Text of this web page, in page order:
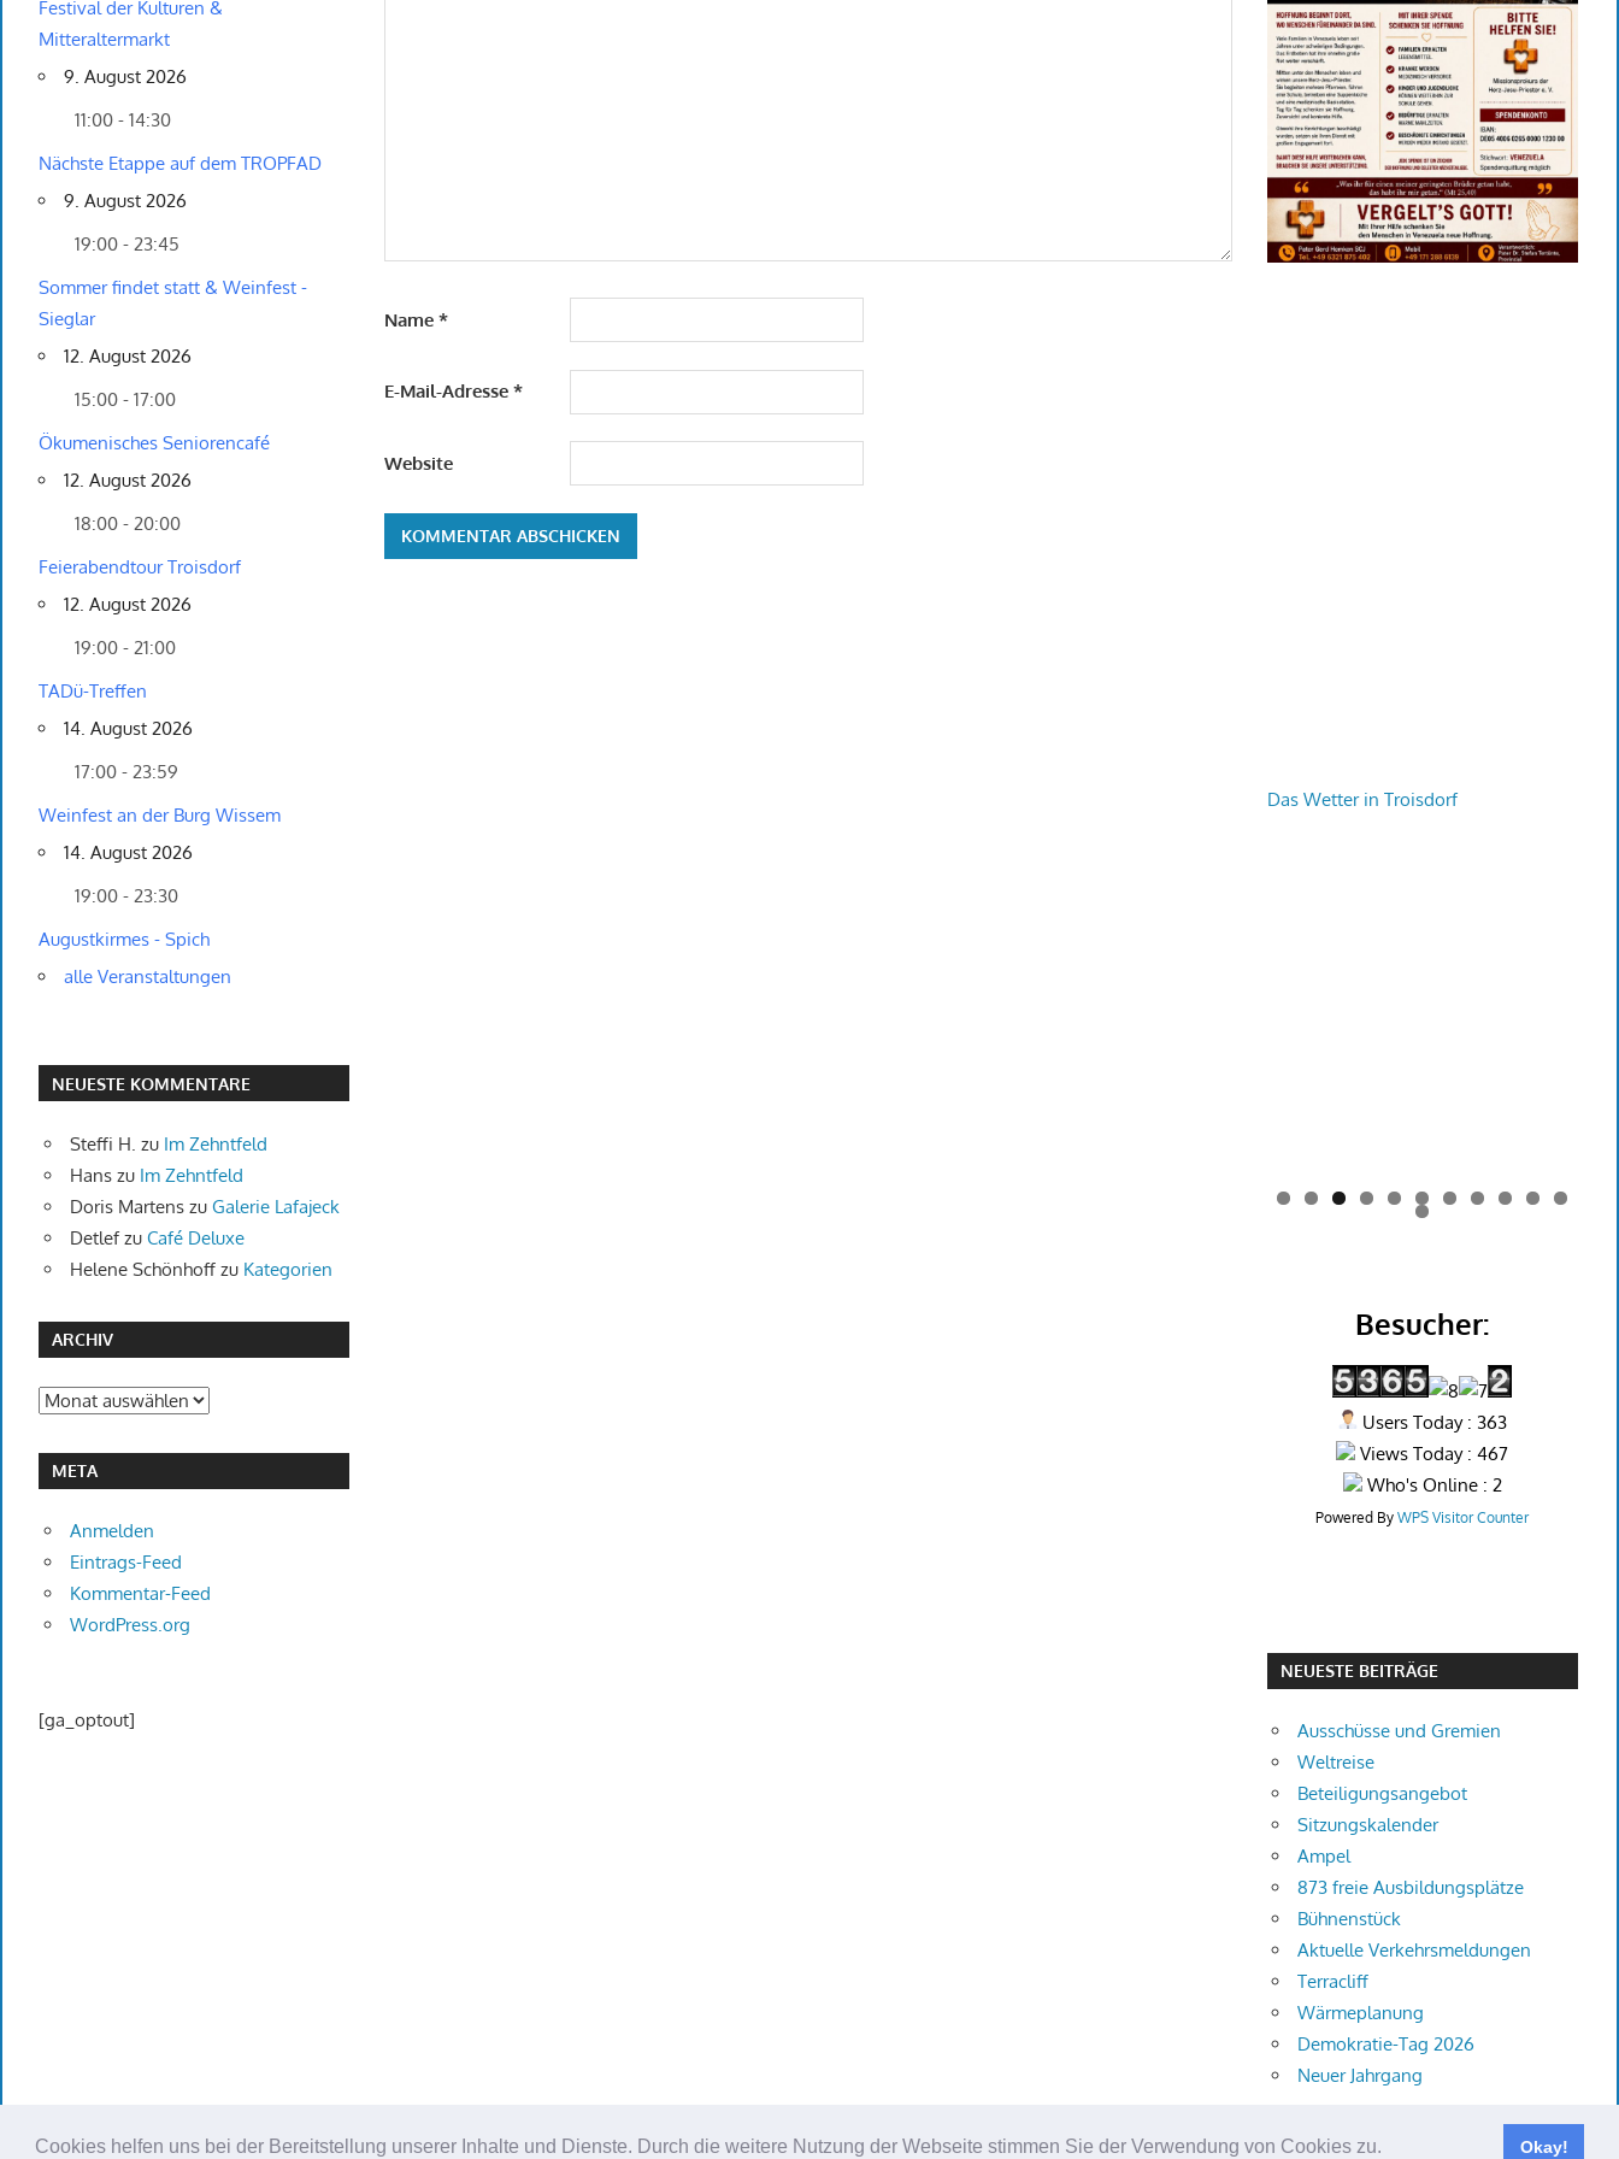
Cookies helfen uns bei der Bereitstellung unserer Inhalte und Dienste. Durch die weitere Nutzung der Webseite stimmen Sie der Verwendung von Cookies zu. Okay!
Name*
E-Mail-Adresse*
Website
Festival der Kulturen &
Mitteraltermarkt
9. August 2026
11:00 - 14:30
Nächste Etappe auf dem TROPFAD
9. August 2026
19:00 - 23:45
Sommer findet statt & Weinfest -
Sieglar
12. August 2026
15:00 - 17:00
Ökumenisches Seniorencafé
12. August 2026
18:00 - 20:00
Feierabendtour Troisdorf
12. August 2026
19:00 - 21:00
TADü-Treffen
14. August 2026
17:00 - 23:59
Weinfest an der Burg Wissem
14. August 2026
19:00 - 23:30
Augustkirmes - Spich
alle Veranstaltungen
NEUESTE KOMMENTARE
Steffi H. zu Im Zehntfeld
Hanszu Im Zehntfeld
Doris Martenszu Galerie Lafajeck
Detlefzu Café Deluxe
Helene Schönhoffzu Kategorien
ARCHIV
Archiv
META
Anmelden
Eintrags-Feed
Kommentar-Feed
WordPress.org
[ga_optout]
Das Wetter in Troisdorf
0 1
2
Besucher:
Users Today : 363
Views Today : 467
Who's Online : 2
Powered ByWPS Visitor Counter
NEUESTE BEITRÄGE
Ausschüsse und Gremien
Weltreise
Beteiligungsangebot
Sitzungskalender
Ampel
873 freie Ausbildungsplätze
Bühnenstück
Aktuelle Verkehrsmeldungen
Terracliff
Wärmeplanung
Demokratie-Tag 2026
Neuer Jahrgang